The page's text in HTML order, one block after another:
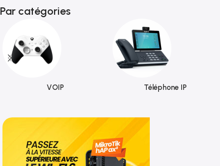
Par catégories
VOIP Téléphone IP